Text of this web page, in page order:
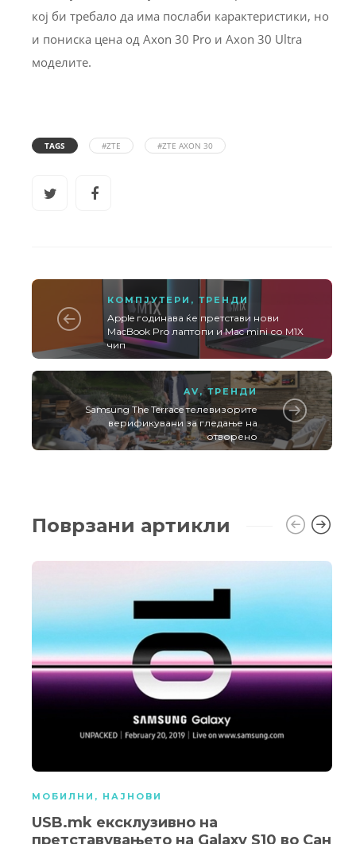
кој би требало да има послаби карактеристики, но
и пониска цена од Axon 30 Pro и Axon 30 Ultra
моделите.
TAGS #ZTE #ZTE AXON 30
КОМПЈУТЕРИ , ТРЕНДИ
Apple годинава ќе претстави нови
MacBook Pro лаптопи и Mac mini со M1X
чип
AV,ТРЕНДИ
Samsung The Terrace телевизорите
верификувани за гледање на
отворено
Поврзани артикли
МОБИЛНИ , НАЈНОВИ
USB.mk ексклузивно на
претставувањето на Galaxy S10 во Сан